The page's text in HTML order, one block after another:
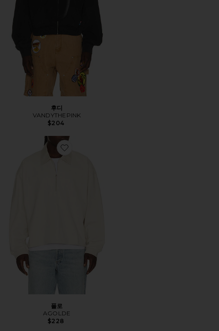
후디
VANDYTHEPINK
$204
Favorite 폴로
폴로
AGOLDE
$228